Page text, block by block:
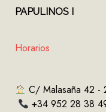
PAPULINOS I
Horarios
C/ Malasaña 42 -
+34 952 28 38